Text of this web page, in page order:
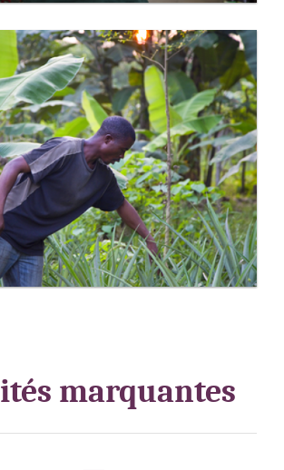
marquantes